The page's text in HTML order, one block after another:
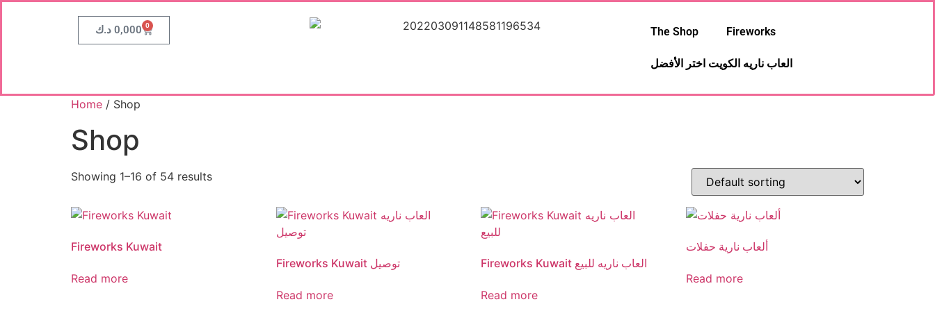
0,000 د.ك 0 The Shop Fireworks
العاب ناريه الكويت اختر الأفضل
Home / Shop
Shop
Showing 1–16 of 54 results
Fireworks Kuwait
Read more
Fireworks Kuwait توصيل
Read more
Fireworks Kuwait العاب ناريه للبيع
Read more
ألعاب نارية حفلات
Read more